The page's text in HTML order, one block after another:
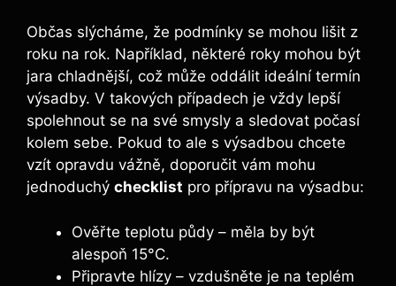
Občas slýcháme, že podmínky se mohou lišit z
roku na rok. Například, některé roky mohou být
jara chladnější, což může oddálit ideální termín
výsadby. V takových případech je vždy lepší
spolehnout se na své smysly a sledovat počasí
kolem sebe. Pokud to ale s výsadbou chcete
vzít opravdu vážně, doporučit vám mohu
jednoduchý checklist pro přípravu na výsadbu:
Ověřte teplotu půdy – měla by být
alespoň 15°C.
Připravte hlízy – vzdušněte je na teplém